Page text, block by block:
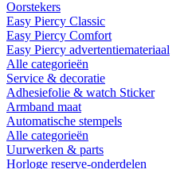
Oorstekers
Easy Piercy Classic
Easy Piercy Comfort
Easy Piercy advertentiemateriaal
Alle categorieën
Service & decoratie
Adhesiefolie & watch Sticker
Armband maat
Automatische stempels
Alle categorieën
Uurwerken & parts
Horloge reserve-onderdelen